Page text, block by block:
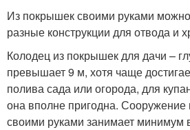
Из покрышек своими руками
разные конструкции для отвода и
Колодец из покрышек для дачи –
превышает 9 м, хотя чаще
полива сада или огорода, для
она вполне пригодна.
своими руками занимает минимум